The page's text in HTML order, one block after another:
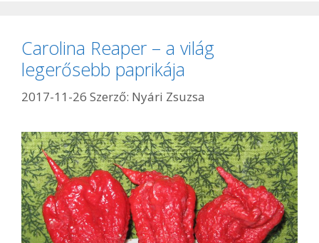
Carolina Reaper – a világ
legerősebb paprikája
2017-11-26 Szerző: Nyári Zsuzsa